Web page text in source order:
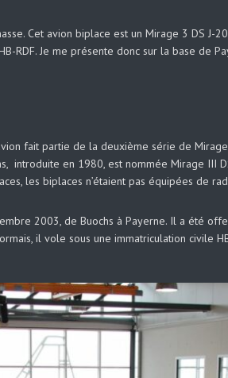
Cet avion biplace est un Mirage 3 DS J-
Je me présente donc sur la base de
fait partie de la deuxième série de
introduite en 1980, est nommée Mirage III
les biplaces n’étaient pas équipées de
2003, de Buochs à Payerne. Il a été
il vole sous une immatriculation civile